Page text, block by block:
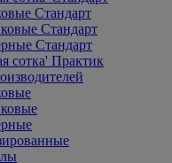
Стандарт
Стандарт
Стандарт
сотка' Практик